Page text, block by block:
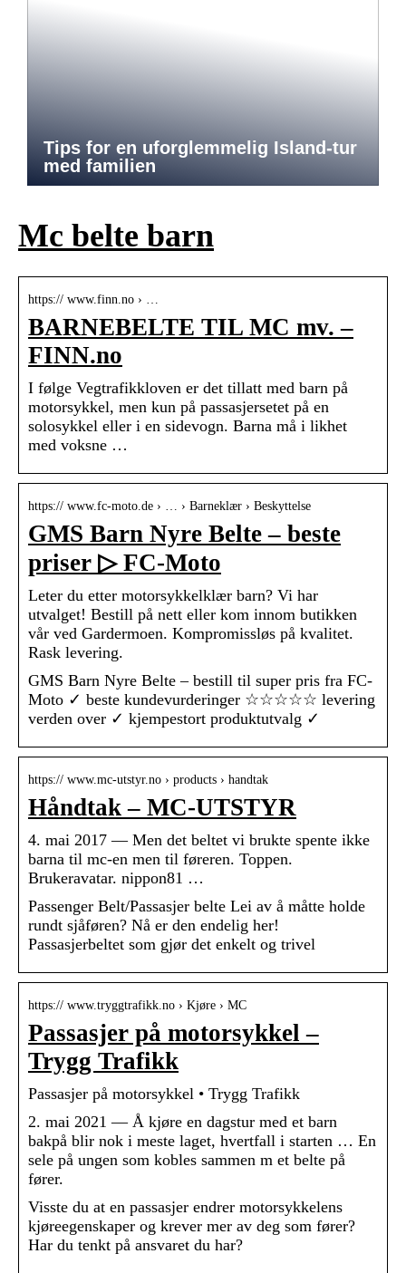
Tips for en uforglemmelig Island-tur
med familien
Mc belte barn
https:// www.finn.no › …
BARNEBELTE TIL MC mv. –
FINN.no
I følge Vegtrafikkloven er det tillatt med barn på
motorsykkel, men kun på passasjersetet på en
solosykkel eller i en sidevogn. Barna må i likhet
med voksne …
https:// www.fc-moto.de › … › Barneklær › Beskyttelse
GMS Barn Nyre Belte – beste
priser ▷ FC-Moto
Leter du etter motorsykkelklær barn? Vi har
utvalget! Bestill på nett eller kom innom butikken
vår ved Gardermoen. Kompromissløs på kvalitet.
Rask levering.
GMS Barn Nyre Belte – bestill til super pris fra FC-
Moto ✓ beste kundevurderinger ☆☆☆☆☆ levering
verden over ✓ kjempestort produktutvalg ✓
https:// www.mc-utstyr.no › products › handtak
Håndtak – MC-UTSTYR
4. mai 2017 — Men det beltet vi brukte spente ikke
barna til mc-en men til føreren. Toppen.
Brukeravatar. nippon81 …
Passenger Belt/Passasjer belte Lei av å måtte holde
rundt sjåføren? Nå er den endelig her!
Passasjerbeltet som gjør det enkelt og trivel
https:// www.tryggtrafikk.no › Kjøre › MC
Passasjer på motorsykkel –
Trygg Trafikk
Passasjer på motorsykkel • Trygg Trafikk
2. mai 2021 — Å kjøre en dagstur med et barn
bakpå blir nok i meste laget, hvertfall i starten … En
sele på ungen som kobles sammen m et belte på
fører.
Visste du at en passasjer endrer motorsykkelens
kjøreegenskaper og krever mer av deg som fører?
Har du tenkt på ansvaret du har?